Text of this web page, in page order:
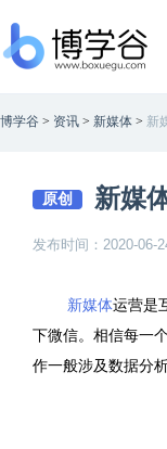
博学谷 > 资讯 > 新媒体 > 新
原创 新媒
发布时间：2020-06-
新媒体运营是
下微信。相信每一
作一般涉及数据分